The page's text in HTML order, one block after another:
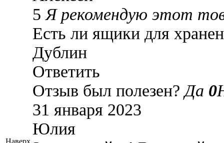
Наверх
5 Я рекомендую этот
Есть ли ящики для
Дублин
Ответить
Отзыв был полезен?Да 0
31 января 2023
Юлия